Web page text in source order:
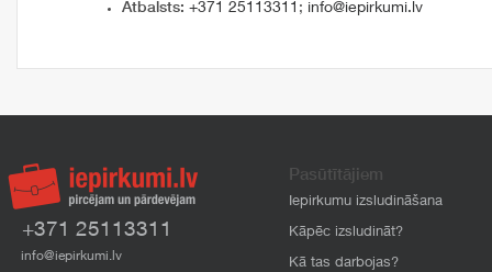
Atbalsts: +371 25113311 ; info@iepirkumi.lv
+371 25113311
info@iepirkumi.lv
Pasūtītājiem
Iepirkumu izsludināšana
Kāpēc izsludināt?
Kā tas darbojas?